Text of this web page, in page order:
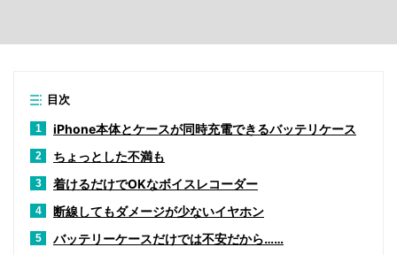
目次
1 iPhone本体とケースが同時充電できるバッテリケース
2 ちょっとした不満も
3 着けるだけでOKなボイスレコーダー
4 断線してもダメージが少ないイヤホン
5 バッテリーケースだけでは不安だから……